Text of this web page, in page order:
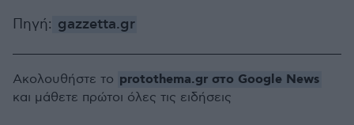
Πηγή: gazzetta.gr
Ακολουθήστε το protothema.gr στο Google News
και μάθετε πρώτοι όλες τις ειδήσεις